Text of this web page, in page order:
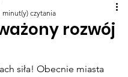
rozwój
minut(y) czytania
siła! Obecnie miasta